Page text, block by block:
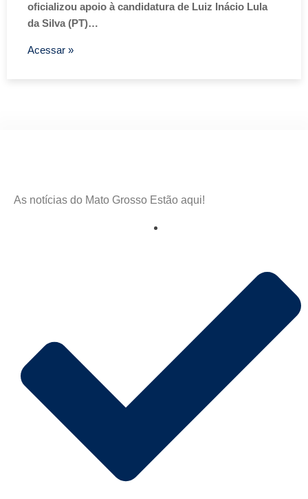
oficializou apoio à candidatura de Luiz Inácio Lula
da Silva (PT)…
Acessar »
As notícias do Mato Grosso Estão aqui!